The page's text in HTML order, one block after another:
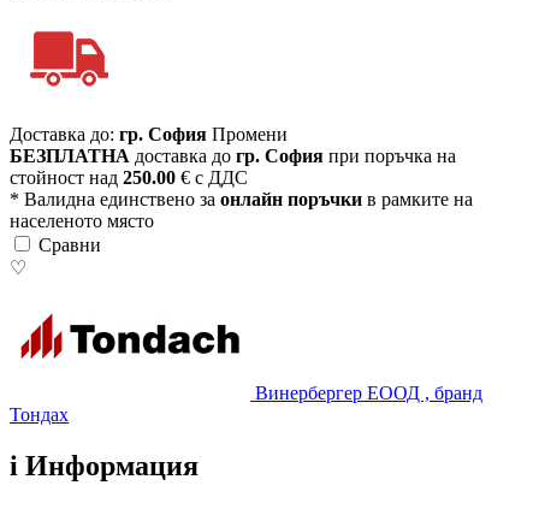
Доставка до: гр. София Промени
БЕЗПЛАТНА доставка до гр. София при поръчка на
стойност над 250.00 € с ДДС
* Валидна единствено за онлайн поръчки в рамките на
населеното място
Сравни
♡
Винербергер ЕООД , бранд
Тондах
i Информация